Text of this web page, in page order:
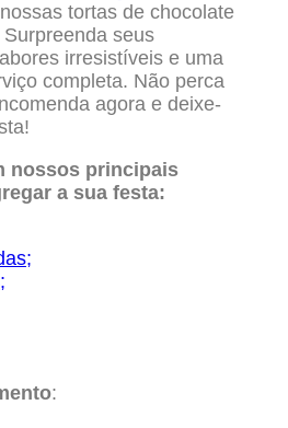
tortas de chocolate
seus
irresistíveis e uma
completa. Não perca
agora e deixe-
nossos principais
a sua festa:
: